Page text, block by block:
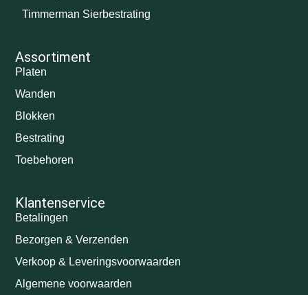
Timmerman Sierbestrating
Assortiment
Platen
Wanden
Blokken
Bestrating
Toebehoren
Klantenservice
Betalingen
Bezorgen & Verzenden
Verkoop & Leveringsvoorwaarden
Algemene voorwaarden